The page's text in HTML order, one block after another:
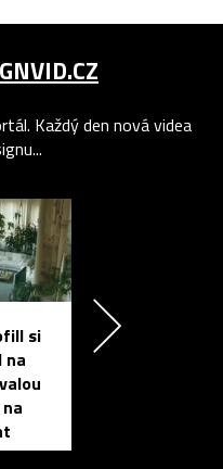
Každý den nová videa
si
na